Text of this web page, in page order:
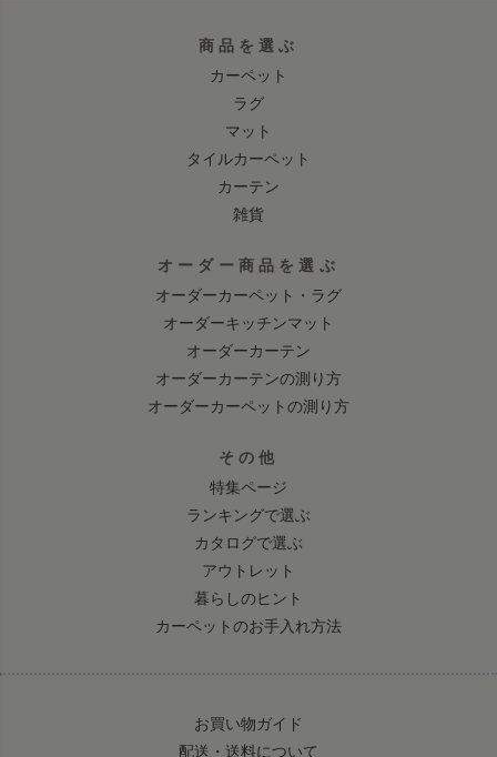
商品を選ぶ
カーペット
ラグ
マット
タイルカーペット
カーテン
雑貨
オーダー商品を選ぶ
オーダーカーペット・ラグ
オーダーキッチンマット
オーダーカーテン
オーダーカーテンの測り方
オーダーカーペットの測り方
その他
特集ページ
ランキングで選ぶ
カタログで選ぶ
アウトレット
暮らしのヒント
カーペットのお手入れ方法
お買い物ガイド
配送・送料について